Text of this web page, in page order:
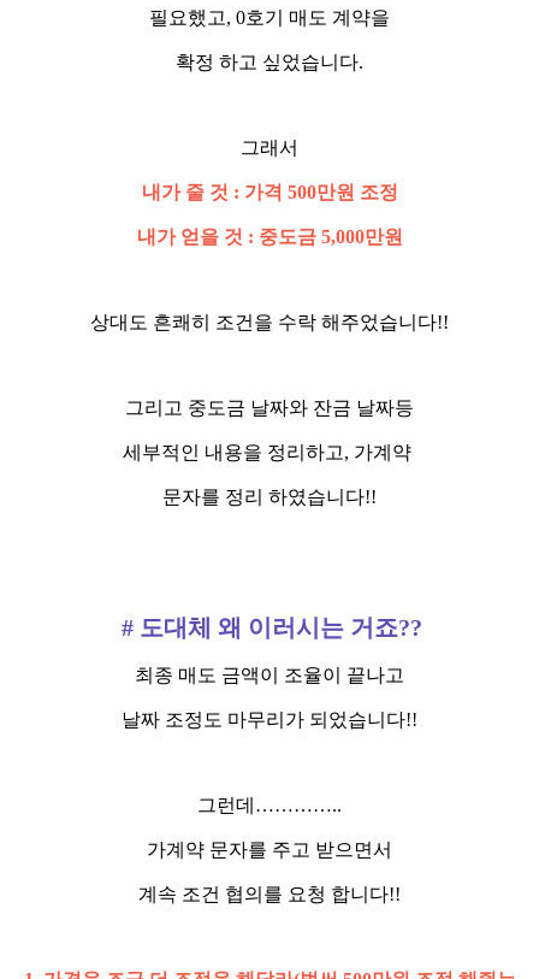
필요했고, 0호기 매도 계약을
확정 하고 싶었습니다.
그래서
내가 줄 것 : 가격 500만원 조정
내가 얻을 것 : 중도금 5,000만원
상대도 흔쾌히 조건을 수락 해주었습니다!!
그리고 중도금 날짜와 잔금 날짜등
세부적인 내용을 정리하고, 가계약
문자를 정리 하였습니다!!
# 도대체 왜 이러시는 거죠??
최종 매도 금액이 조율이 끝나고
날짜 조정도 마무리가 되었습니다!!
그런데…………..
가계약 문자를 주고 받으면서
계속 조건 협의를 요청 합니다!!